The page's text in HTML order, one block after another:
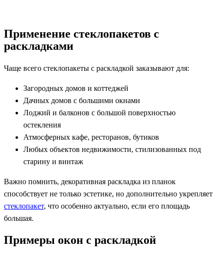
Применение стеклопакетов с
раскладками
Чаще всего стеклопакеты с раскладкой заказывают для:
Загородных домов и коттеджей
Дачных домов с большими окнами
Лоджий и балконов с большой поверхностью
остекления
Атмосферных кафе, ресторанов, бутиков
Любых объектов недвижимости, стилизованных под
старину и винтаж
Важно помнить, декоративная раскладка из планок
способствует не только эстетике, но дополнительно укрепляет
стеклопакет, что особенно актуально, если его площадь
большая.
Примеры окон с раскладкой